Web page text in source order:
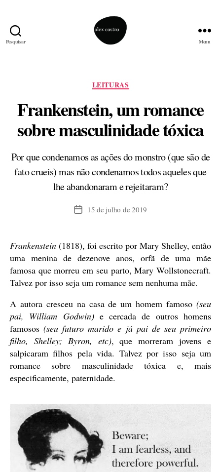
Pesquisar Menu
Categorias
LEITURAS
Frankenstein, um romance
sobre masculinidade tóxica
Por que condenamos as ações do monstro (que são de
fato crueis) mas não condenamos todos aqueles que
lhe abandonaram e rejeitaram?
Data15 de julho de 2019
Frankenstein (1818), foi escrito por Mary Shelley, então
uma menina de dezenove anos, orfã de uma mãe
famosa que morreu em seu parto, Mary Wollstonecraft.
Talvez por isso seja um romance sem nenhuma mãe.
A autora cresceu na casa de um homem famoso (seu
pai, William Godwin)e cercada de outros homens
famosos(seu futuro marido e já pai de seu primeiro
filho, Shelley; Byron, etc), que morreram jovens e
salpicaram filhos pela vida. Talvez por isso seja um
romance sobre masculinidade tóxica e, mais
especificamente, paternidade.